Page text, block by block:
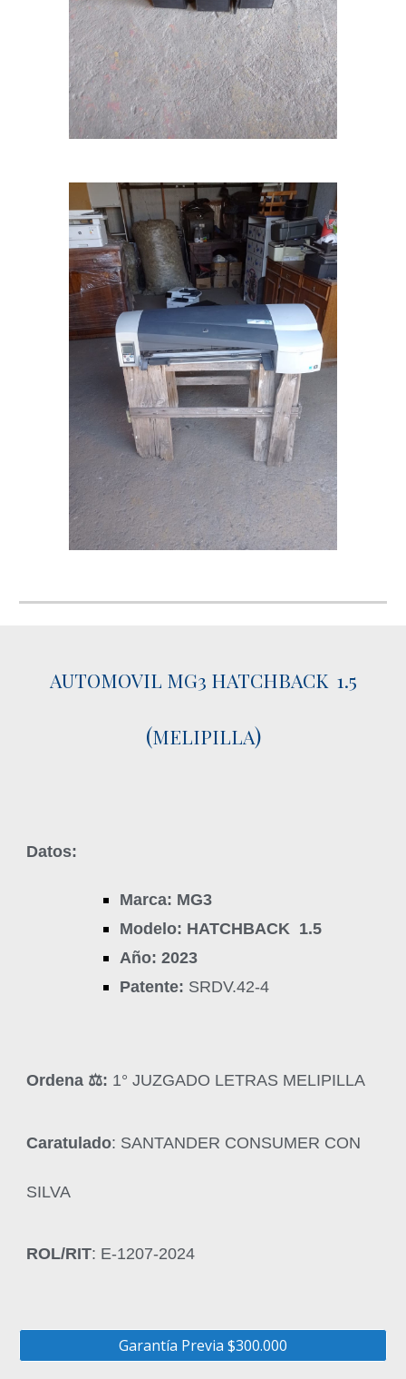
AUTOMOVIL MG3 HATCHBACK 1.5
(MELIPILLA)
Datos:
Marca: MG3
Modelo: HATCHBACK 1.5
Año: 2023
Patente: SRDV.42-4
Ordena ‍⚖️: 1° JUZGADO LETRAS MELIPILLA
Caratulado: SANTANDER CONSUMER CON
SILVA
ROL/RIT: E-1207-2024
Garantía Previa $300.000